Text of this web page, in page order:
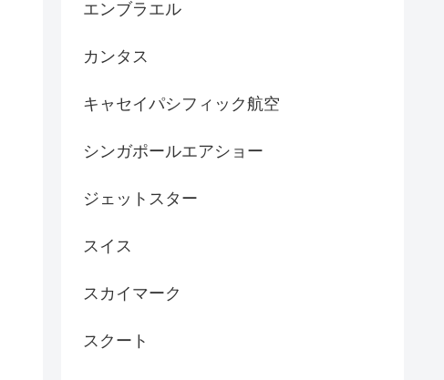
エンブラエル
カンタス
キャセイパシフィック航空
シンガポールエアショー
ジェットスター
スイス
スカイマーク
スクート